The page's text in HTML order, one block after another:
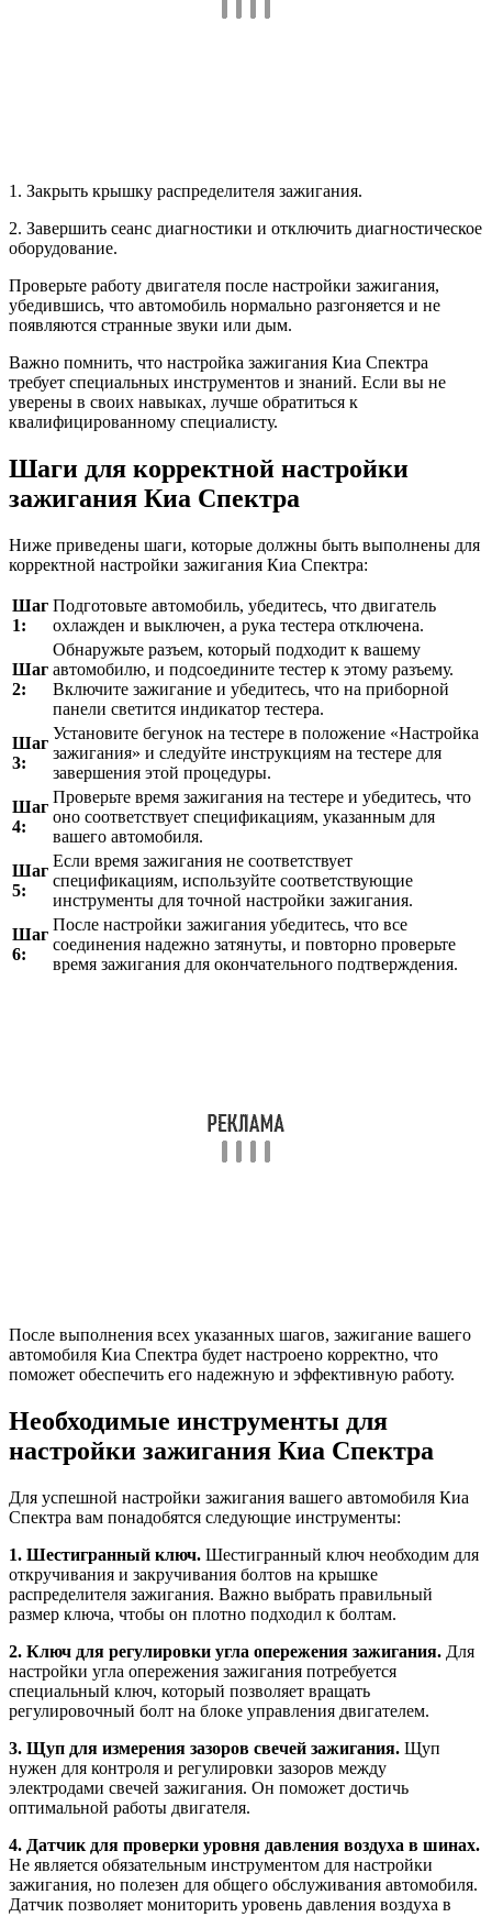
1. Закрыть крышку распределителя зажигания.
2. Завершить сеанс диагностики и отключить диагностическое
оборудование.
Проверьте работу двигателя после настройки зажигания,
убедившись, что автомобиль нормально разгоняется и не
появляются странные звуки или дым.
Важно помнить, что настройка зажигания Киа Спектра
требует специальных инструментов и знаний. Если вы не
уверены в своих навыках, лучше обратиться к
квалифицированному специалисту.
Шаги для корректной настройки
зажигания Киа Спектра
Ниже приведены шаги, которые должны быть выполнены для
корректной настройки зажигания Киа Спектра:
Шаг
1:
Подготовьте автомобиль, убедитесь, что двигатель
охлажден и выключен, а рука тестера отключена.
Шаг
2:
Обнаружьте разъем, который подходит к вашему
автомобилю, и подсоедините тестер к этому разъему.
Включите зажигание и убедитесь, что на приборной
панели светится индикатор тестера.
Шаг
3:
Установите бегунок на тестере в положение «Настройка
зажигания» и следуйте инструкциям на тестере для
завершения этой процедуры.
Шаг
4:
Проверьте время зажигания на тестере и убедитесь, что
оно соответствует спецификациям, указанным для
вашего автомобиля.
Шаг
5:
Если время зажигания не соответствует
спецификациям, используйте соответствующие
инструменты для точной настройки зажигания.
Шаг
6:
После настройки зажигания убедитесь, что все
соединения надежно затянуты, и повторно проверьте
время зажигания для окончательного подтверждения.
После выполнения всех указанных шагов, зажигание вашего
автомобиля Киа Спектра будет настроено корректно, что
поможет обеспечить его надежную и эффективную работу.
Необходимые инструменты для
настройки зажигания Киа Спектра
Для успешной настройки зажигания вашего автомобиля Киа
Спектра вам понадобятся следующие инструменты:
1. Шестигранный ключ. Шестигранный ключ необходим для
откручивания и закручивания болтов на крышке
распределителя зажигания. Важно выбрать правильный
размер ключа, чтобы он плотно подходил к болтам.
2. Ключ для регулировки угла опережения зажигания. Для
настройки угла опережения зажигания потребуется
специальный ключ, который позволяет вращать
регулировочный болт на блоке управления двигателем.
3. Щуп для измерения зазоров свечей зажигания. Щуп
нужен для контроля и регулировки зазоров между
электродами свечей зажигания. Он поможет достичь
оптимальной работы двигателя.
4. Датчик для проверки уровня давления воздуха в шинах.
Не является обязательным инструментом для настройки
зажигания, но полезен для общего обслуживания автомобиля.
Датчик позволяет мониторить уровень давления воздуха в